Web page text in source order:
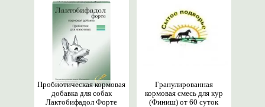
Пробиотическая кормовая
добавка для собак
Лактобифадол Форте
Гранулированная
кормовая смесь для кур
(Финиш) от 60 суток